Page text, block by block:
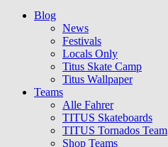
Blog
News
Festivals
Locals Only
Titus Skate Camp
Titus Wallpaper
Teams
Alle Fahrer
TITUS Skateboards
TITUS Tornados Team
Shop Teams